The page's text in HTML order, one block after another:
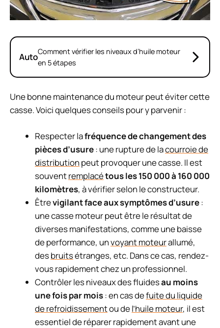
AutoComment vérifier les niveaux d’huile moteur
en 5 étapes
Une bonne maintenance du moteur peut éviter cette
casse. Voici quelques conseils pour y parvenir :
Respecter lafréquence de changement des
pièces d’usure: une rupture de lacourroie de
distribution peut provoquer une casse. Il est
souventremplacétous les 150 000 à 160 000
kilomètres, à vérifier selon le constructeur.
Êtrevigilant face aux symptômes d’usure:
une casse moteur peut être le résultat de
diverses manifestations, comme une baisse
de performance, unvoyant moteurallumé,
desbruitsétranges, etc. Dans ce cas, rendez-
vous rapidement chez un professionnel.
Contrôler les niveaux des fluidesau moins
une fois par mois: en cas defuite du liquide
de refroidissementou del’huile moteur, il est
essentiel de réparer rapidement avant une